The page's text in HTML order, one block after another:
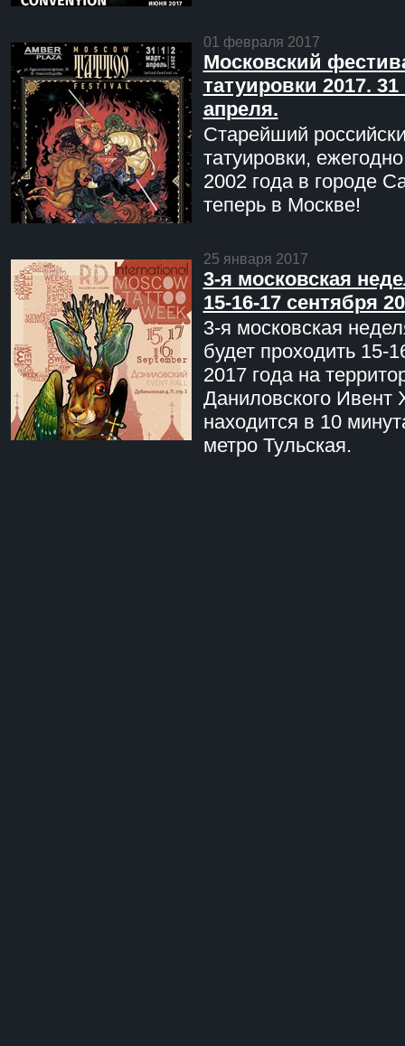
01 февраля 2017
Московский
татуировки 2017. 31
апреля.
Старейший
татуировки,
2002 года в городе
теперь в Москве!
25 января 2017
3-я московская
15-16-17 сентября
3-я московская
будет проходить 15-
2017 года на
Даниловского Ивент
находится в 10
метро Тульская.